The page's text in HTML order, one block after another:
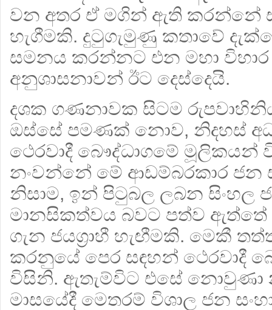
වන අතර ඒ මගින් ඇති කරන්නේ
හැගීමකි. දුටුගැමුණු කතාවේ
සමනය කරන්නට එන මහා
අනුශාසනාවන් ඊට දෙස්දෙයි.
දශක ගණනාවක සිටම
ඔස්සේ පමණක් නොව, නිදහස්
ථෙරවාදී බෞද්ධාගමේ
නංවන්නේ මේ ආඩම්බරකාර ජන
නිසාම, ඉන් පිටුබල ලබන සිංහල
මානසිකත්වය බවට පත්ව ඇත්තේ
ගැන ජයග්‍රාහී හැඟීමකි. මෙකී
කරනුයේ පෙර සඳහන් ථෙරවාදී
විසිනි. ඇතැම්විට එසේ
මාසයේදී මෙතරම් විශාල ජන